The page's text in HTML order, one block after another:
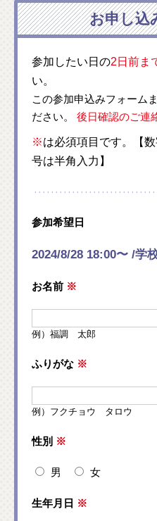
お申し込
参加したい日の2日前ま
い。
この参加申込みフォーム
ださい。 後日確認のご連
※は必須項目です。【
号は半角入力】
参加希望日
2024/8/28 18:00〜 /学
お名前 ※
例）福調 太郎
ふりがな ※
例）フクチョウ タロウ
性別 ※
男 女
生年月日 ※